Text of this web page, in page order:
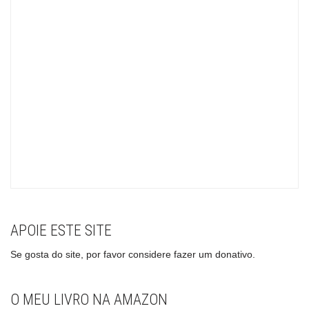
APOIE ESTE SITE
Se gosta do site, por favor considere fazer um donativo.
O MEU LIVRO NA AMAZON